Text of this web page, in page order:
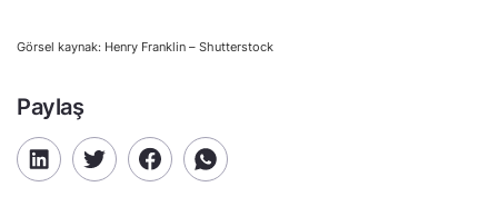
Görsel kaynak: Henry Franklin – Shutterstock
Paylaş